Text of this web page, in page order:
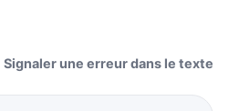
Signaler une erreur dans le texte